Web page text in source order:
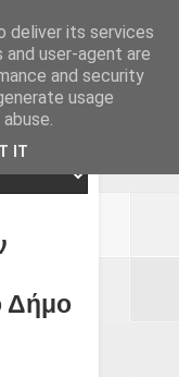
Δήμο
deliver its services
user-agent are
and security
usage
IT